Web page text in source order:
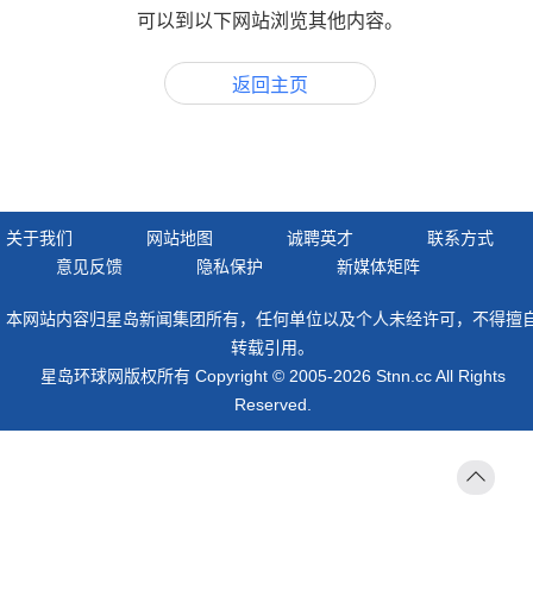
可以到以下网站浏览其他内容。
返回主页
关于我们 网站地图 诚聘英才
联系方式
意见反馈
隐私保护 新媒体矩阵
本网站内容归星岛新闻集团所有，任何单位以及个人未经许可，不得擅
转载引用。
星岛环球网版权所有 Copyright © 2005-2026 Stnn.cc All Rights
Reserved.